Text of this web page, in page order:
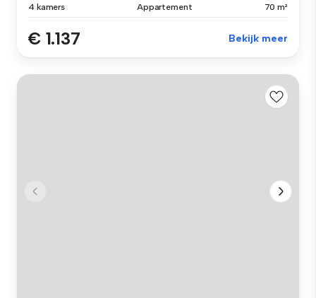
4 kamers Appartement 70 m²
€ 1.137 Bekijk meer